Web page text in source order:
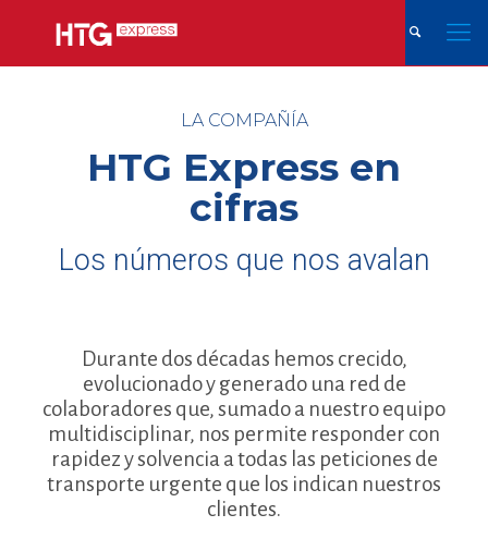
LA COMPAÑÍA
HTG Express en
cifras
Los números que nos avalan
Durante dos décadas hemos crecido,
evolucionado y generado una red de
colaboradores que, sumado a nuestro equipo
multidisciplinar, nos permite responder con
rapidez y solvencia a todas las peticiones de
transporte urgente que los indican nuestros
clientes.